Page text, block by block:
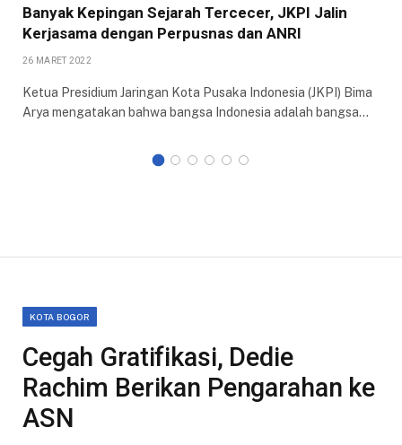
Banyak Kepingan Sejarah Tercecer, JKPI Jalin
Kerjasama dengan Perpusnas dan ANRI
26 MARET 2022
Ketua Presidium Jaringan Kota Pusaka Indonesia (JKPI) Bima
Arya mengatakan bahwa bangsa Indonesia adalah bangsa…
KOTA BOGOR
Cegah Gratifikasi, Dedie
Rachim Berikan Pengarahan ke
ASN